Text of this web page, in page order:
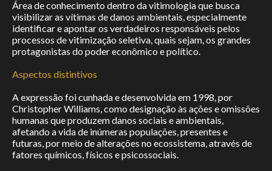
Dictionary
Prêmio
Award
Projects
Atlas
Leitura
Área de conhecimento dentro da vitimologia que busca
visibilizar as vítimas de danos ambientais, especialmente
identificar e apontar os verdadeiros responsáveis pelos
processos de vitimização seletiva, quais sejam, os grandes
protagonistas do poder econômico e político.
Aspectos distintivos
A expressão foi cunhada e desenvolvida em 1998, por
Christopher Williams, como designação às ações e omissões
humanas que produzem danos sociais e ambientais,
afetando a vida de inúmeras populações, presentes e
futuras, por meio de alterações no ecossistema, através de
fatores químicos, físicos e psicossociais.